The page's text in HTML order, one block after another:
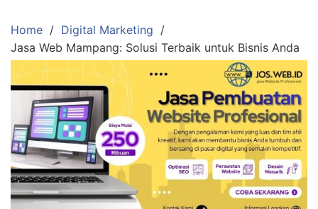
content
Home
Digital Marketing
Jasa Web Mampang: Solusi Terbaik untuk Bisnis Anda